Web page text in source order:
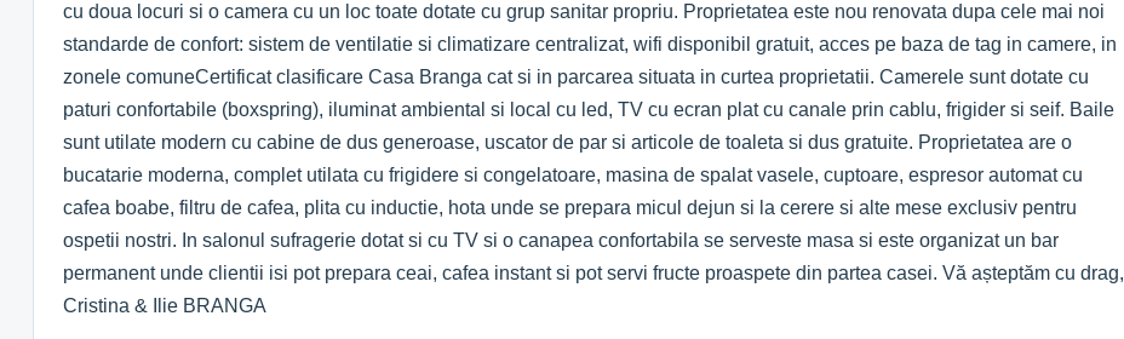
cu doua locuri si o camera cu un loc toate dotate cu grup sanitar propriu. Proprietatea este nou renovata dupa cele mai noi
standarde de confort: sistem de ventilatie si climatizare centralizat, wi­fi disponibil gratuit, acces pe baza de tag in camere, in
zonele comuneCertificat clasificare Casa Branga cat si in parcarea situata in curtea proprietatii. Camerele sunt dotate cu
paturi confortabile (boxspring), iluminat ambiental si local cu led, TV cu ecran plat cu canale prin cablu, frigider si seif. Baile
sunt utilate modern cu cabine de dus generoase, uscator de par si articole de toaleta si dus gratuite. Proprietatea are o
bucatarie moderna, complet utilata cu frigidere si congelatoare, masina de spalat vasele, cuptoare, espresor automat cu
cafea boabe, filtru de cafea, plita cu inductie, hota unde se prepara micul dejun si la cerere si alte mese exclusiv pentru
ospetii nostri. In salonul sufragerie dotat si cu TV si o canapea confortabila se serveste masa si este organizat un bar
permanent unde clientii isi pot prepara ceai, cafea instant si pot servi fructe proaspete din partea casei. Vă așteptăm cu drag,
Cristina & Ilie BRANGA